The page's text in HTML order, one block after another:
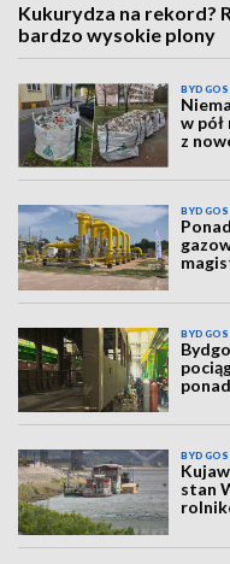
Kukurydza na rekord?
bardzo wysokie plony
w
z
stan